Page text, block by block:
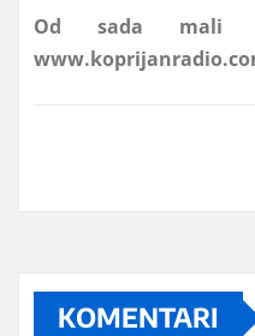
KOMENTARI